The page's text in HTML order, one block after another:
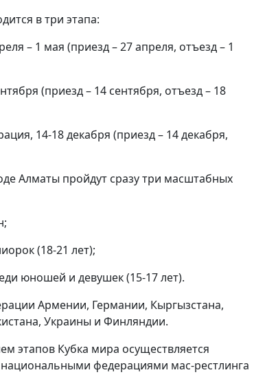
в три этапа:
– 1 мая (приезд – 27 апреля, отъезд – 1
(приезд – 14 сентября, отъезд – 18
14-18 декабря (приезд – 14 декабря,
Алматы пройдут сразу три масштабных
(18-21 лет);
юношей и девушек (15-17 лет).
Армении, Германии, Кыргызстана,
Украины и Финляндии.
этапов Кубка мира осуществляется
федерациями мас-рестлинга